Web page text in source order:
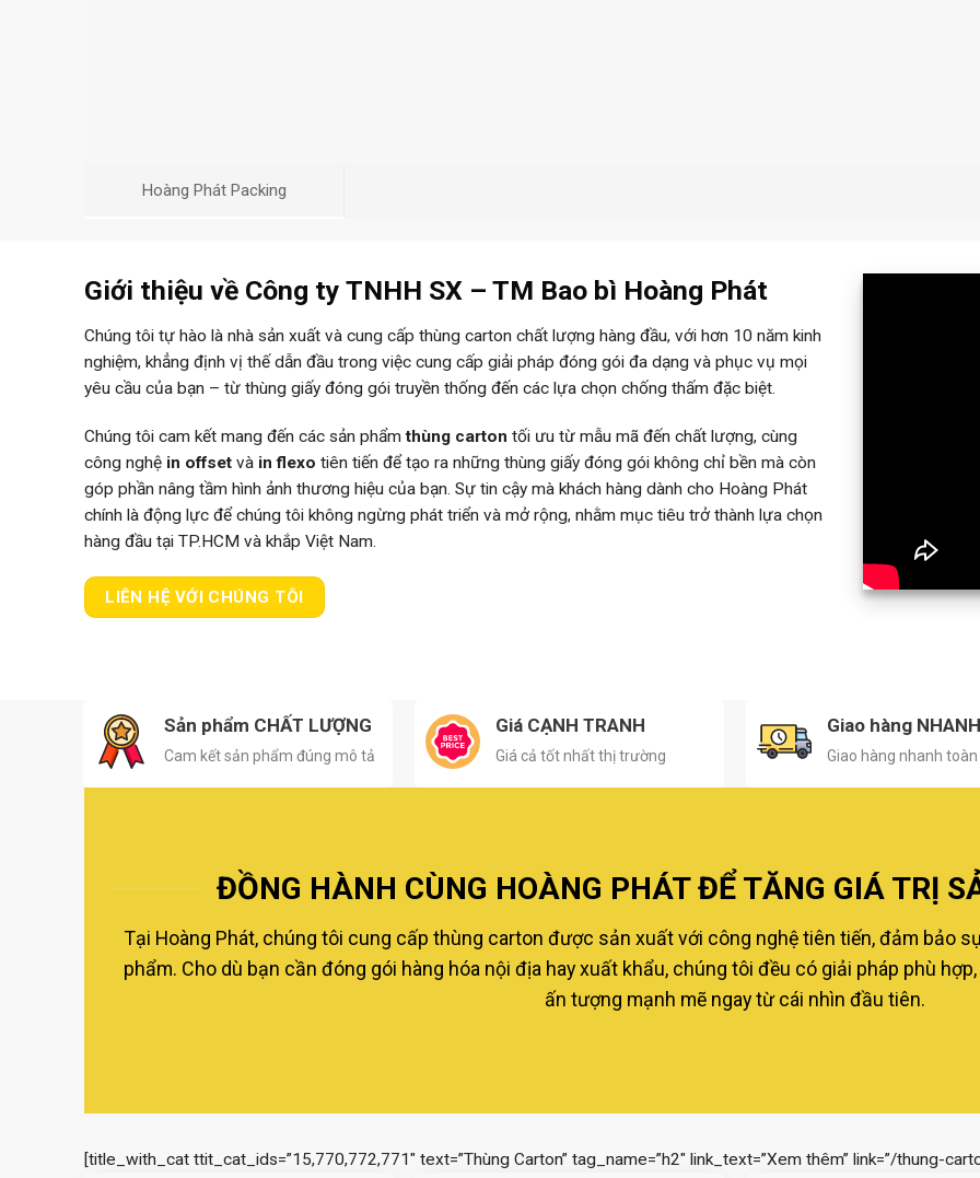
Hoàng Phát Packing
Giới thiệu về Công ty TNHH SX – TM Bao bì Hoàng Phát
Chúng tôi tự hào là nhà sản xuất và cung cấp thùng carton chất lượng hàng đầu, với hơn 10 năm kinh
nghiệm, khẳng định vị thế dẫn đầu trong việc cung cấp giải pháp đóng gói đa dạng và phục vụ mọi
yêu cầu của bạn – từ thùng giấy đóng gói truyền thống đến các lựa chọn chống thấm đặc biệt.
Chúng tôi cam kết mang đến các sản phẩmthùng carton tối ưu từ mẫu mã đến chất lượng, cùng
công nghệ in offset và in flexo tiên tiến để tạo ra những thùng giấy đóng gói không chỉ bền mà còn
góp phần nâng tầm hình ảnh thương hiệu của bạn. Sự tin cậy mà khách hàng dành cho Hoàng Phát
chính là động lực để chúng tôi không ngừng phát triển và mở rộng, nhằm mục tiêu trở thành lựa chọn
hàng đầu tại TP.HCM và khắp Việt Nam.
LIÊN HỆ VỚI CHÚNG TÔI
Sản phẩm CHẤT LƯỢNG
Cam kết sản phẩm đúng mô tả
Giá CẠNH TRANH
Giá cả tốt nhất thị trường
Giao hàng NHANH
Giao hàng nhanh
ĐỒNG HÀNH CÙNG HOÀNG PHÁT ĐỂ TĂNG GIÁ TRỊ
Tại Hoàng Phát, chúng tôi cung cấp thùng carton được sản xuất với công nghệ tiên tiến, đảm bảo
phẩm. Cho dù bạn cần đóng gói hàng hóa nội địa hay xuất khẩu, chúng tôi đều có giải pháp phù
ấn tượng mạnh mẽ ngay từ cái nhìn đầu tiên.
[title_with_cat ttit_cat_ids=”15,770,772,771″ text=”Thùng Carton” tag_name=”h2″ link_text=”Xem thêm” link=”/thung-